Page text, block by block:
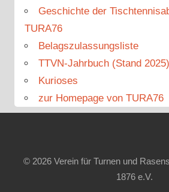
Geschichte der
TURA76
Belagszulassungsliste
TTVN-Jahrbuch (Stand 2025)
Kurioses
zur Homepage von TURA76
© 2026 Verein für Turnen und
1876 e.V.